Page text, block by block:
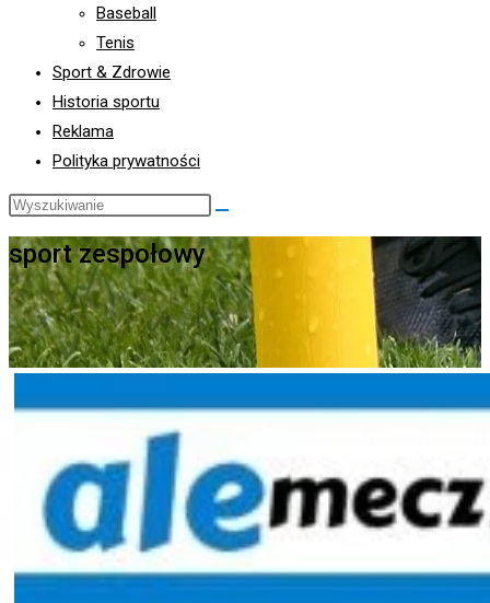
Baseball
Tenis
Sport & Zdrowie
Historia sportu
Reklama
Polityka prywatności
Search
website
sport zespołowy